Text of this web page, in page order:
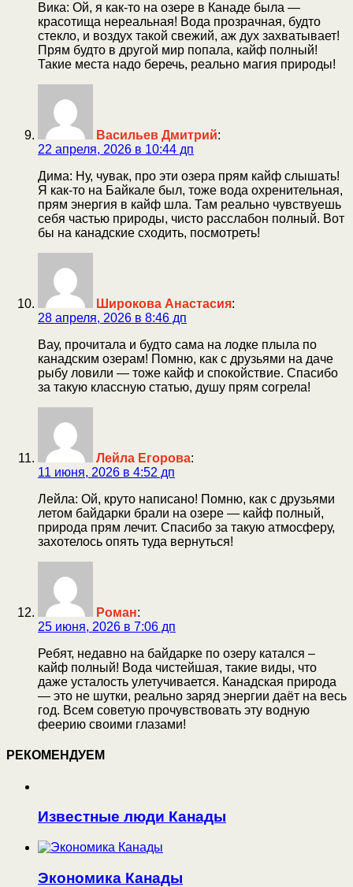
Вика: Ой, я как-то на озере в Канаде была —
красотища нереальная! Вода прозрачная, будто
стекло, и воздух такой свежий, аж дух захватывает!
Прям будто в другой мир попала, кайф полный!
Такие места надо беречь, реально магия природы!
Васильев Дмитрий:
22 апреля, 2026 в 10:44 дп
Дима: Ну, чувак, про эти озера прям кайф слышать!
Я как-то на Байкале был, тоже вода охренительная,
прям энергия в кайф шла. Там реально чувствуешь
себя частью природы, чисто расслабон полный. Вот
бы на канадские сходить, посмотреть!
Широкова Анастасия:
28 апреля, 2026 в 8:46 дп
Вау, прочитала и будто сама на лодке плыла по
канадским озерам! Помню, как с друзьями на даче
рыбу ловили — тоже кайф и спокойствие. Спасибо
за такую классную статью, душу прям согрела!
Лейла Егорова:
11 июня, 2026 в 4:52 дп
Лейла: Ой, круто написано! Помню, как с друзьями
летом байдарки брали на озере — кайф полный,
природа прям лечит. Спасибо за такую атмосферу,
захотелось опять туда вернуться!
Роман:
25 июня, 2026 в 7:06 дп
Ребят, недавно на байдарке по озеру катался –
кайф полный! Вода чистейшая, такие виды, что
даже усталость улетучивается. Канадская природа
— это не шутки, реально заряд энергии даёт на весь
год. Всем советую прочувствовать эту водную
феерию своими глазами!
РЕКОМЕНДУЕМ
Известные люди Канады
Экономика Канады